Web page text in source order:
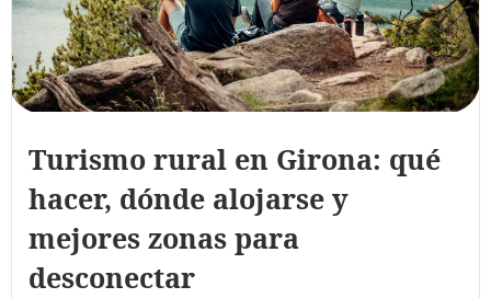
Turismo rural en Girona: qué
hacer, dónde alojarse y
mejores zonas para
desconectar